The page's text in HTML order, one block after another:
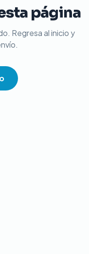
página
Regresa al inicio y